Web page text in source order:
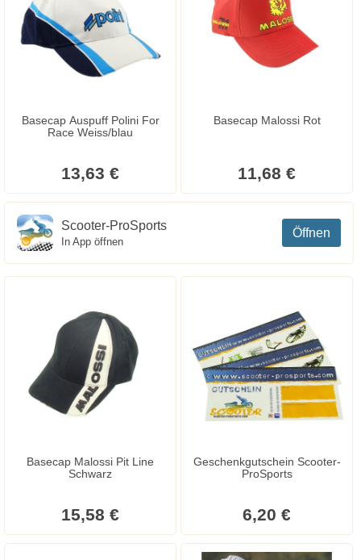
Basecap Auspuff Polini For
Race Weiss/blau
13,63 €
Basecap Malossi Rot
11,68 €
Öffnen
Scooter-ProSports
In App öffnen
Basecap Malossi Pit Line
Schwarz
15,58 €
Geschenkgutschein Scooter-
ProSports
6,20 €